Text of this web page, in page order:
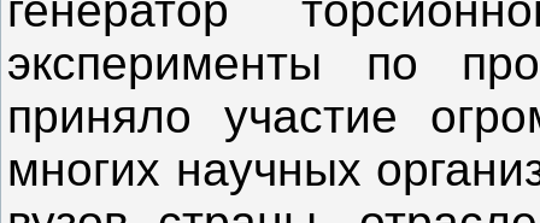
эксперименты по
приняло участие
многих научных